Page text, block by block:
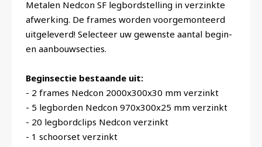
Metalen Nedcon SF legbordstelling in verzinkte
afwerking. De frames worden voorgemonteerd
uitgeleverd! Selecteer uw gewenste aantal begin-
en aanbouwsecties.
Beginsectie bestaande uit:
- 2 frames Nedcon 2000x300x30 mm verzinkt
- 5 legborden Nedcon 970x300x25 mm verzinkt
- 20 legbordclips Nedcon verzinkt
- 1 schoorset verzinkt